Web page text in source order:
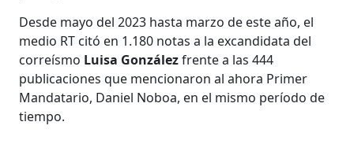
Desde mayo del 2023 hasta marzo de este año, el
medio RT citó en 1.180 notas a la excandidata del
correísmo Luisa Gonzálezfrente a las 444
publicaciones que mencionaron al ahora Primer
Mandatario, Daniel Noboa, en el mismo período de
tiempo.